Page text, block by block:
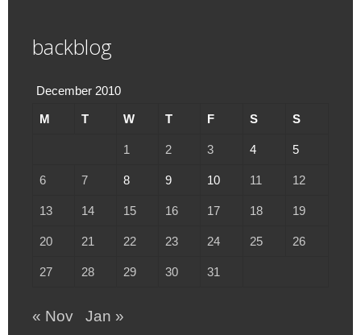
backblog
December 2010
M T W T F S S
1 2 3 4 5
6 7 8 9 10 11 12
13 14 15 16 17 18 19
20 21 22 23 24 25 26
27 28 29 30 31
« Nov Jan »